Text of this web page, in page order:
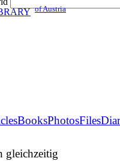
of Austria
BooksPhotosFiles
gleichzeitig